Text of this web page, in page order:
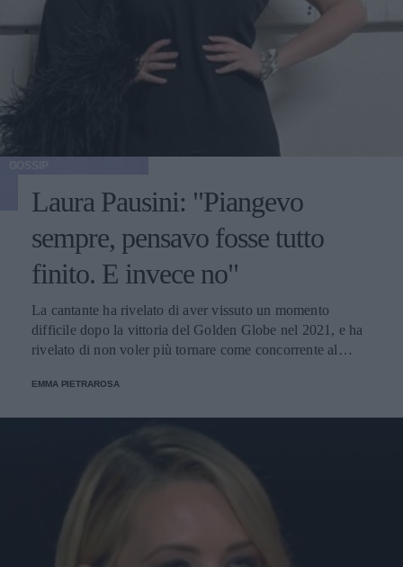
Laura Pausini: "Piangevo
sempre, pensavo fosse tutto
finito. E invece no"
La cantante ha rivelato di aver vissuto un momento
difficile dopo la vittoria del Golden Globe nel 2021, e ha
rivelato di non voler più tornare come concorrente al
EMMA PIETRAROSA